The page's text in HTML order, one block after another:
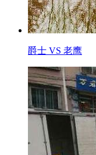
爵士 VS 老鹰